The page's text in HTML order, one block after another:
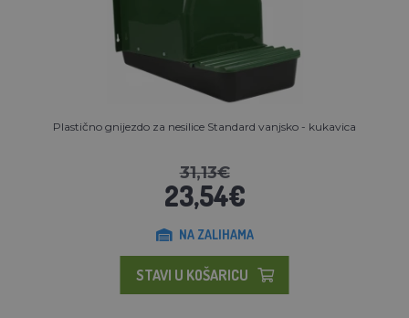
Plastično gnijezdo za nesilice Standard vanjsko - kukavica
31,13€
23,54€
NA ZALIHAMA
STAVI U KOŠARICU